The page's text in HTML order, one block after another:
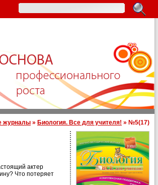
журналы » Биология. Все для учителя! » №5(17)
актер
Что потеряет